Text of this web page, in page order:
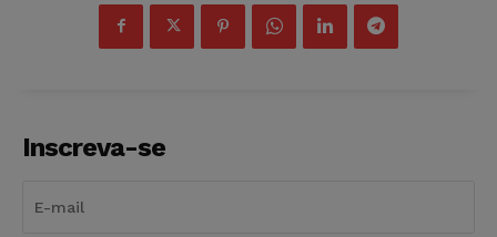
Inscreva-se